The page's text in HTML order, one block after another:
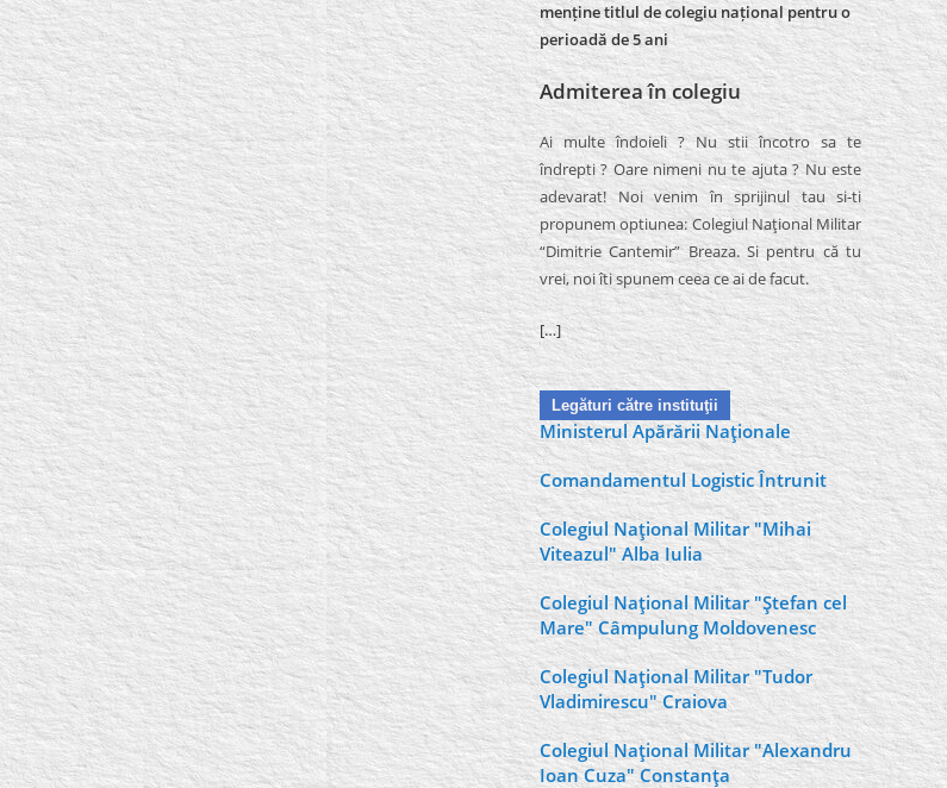
menține titlul de colegiu național pentru o
perioadă de 5 ani
Admiterea în colegiu
Ai multe îndoieli ? Nu stii încotro sa te
îndrepti ? Oare nimeni nu te ajuta ? Nu este
adevarat! Noi venim în sprijinul tau si-ti
propunem optiunea: Colegiul Naţional Militar
“Dimitrie Cantemir” Breaza. Si pentru că tu
vrei, noi îti spunem ceea ce ai de facut.
[…]
Legături către instituţii
Ministerul Apărării Naţionale
Comandamentul Logistic Întrunit
Colegiul Naţional Militar "Mihai
Viteazul" Alba Iulia
Colegiul Naţional Militar "Ştefan cel
Mare" Câmpulung Moldovenesc
Colegiul Naţional Militar "Tudor
Vladimirescu" Craiova
Colegiul Naţional Militar "Alexandru
Ioan Cuza" Constanţa